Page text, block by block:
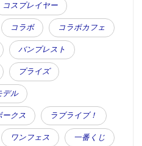
コスプレイヤー
コラボ コラボカフェ
バンプレスト
プライズ
デル
ークス ラブライブ！
ワンフェス 一番くじ